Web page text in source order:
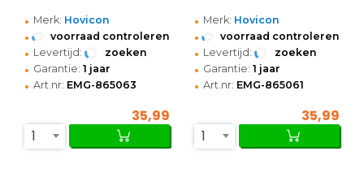
• Merk: Hovicon
• voorraad controleren
• Levertijd: zoeken
• Garantie: 1 jaar
• Art.nr: EMG-865063
35,99
1
• Merk: Hovicon
• voorraad controleren
• Levertijd: zoeken
• Garantie: 1 jaar
• Art.nr: EMG-865061
35,99
1